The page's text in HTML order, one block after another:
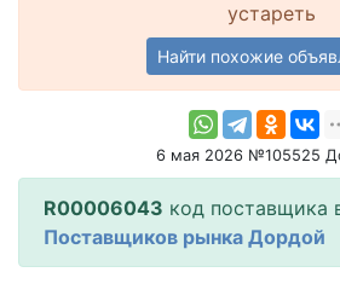
устареть
Найти похожие
6 мая 2026 №105525
R00006043 код поставщика
Поставщиков рынка Дордой